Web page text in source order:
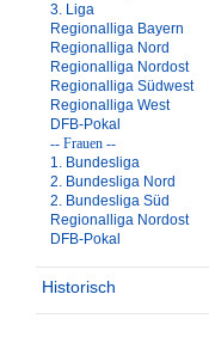
3. Liga
Regionalliga Bayern
Regionalliga Nord
Regionalliga Nordost
Regionalliga Südwest
Regionalliga West
DFB-Pokal
-- Frauen --
1. Bundesliga
2. Bundesliga Nord
2. Bundesliga Süd
Regionalliga Nordost
DFB-Pokal
Historisch